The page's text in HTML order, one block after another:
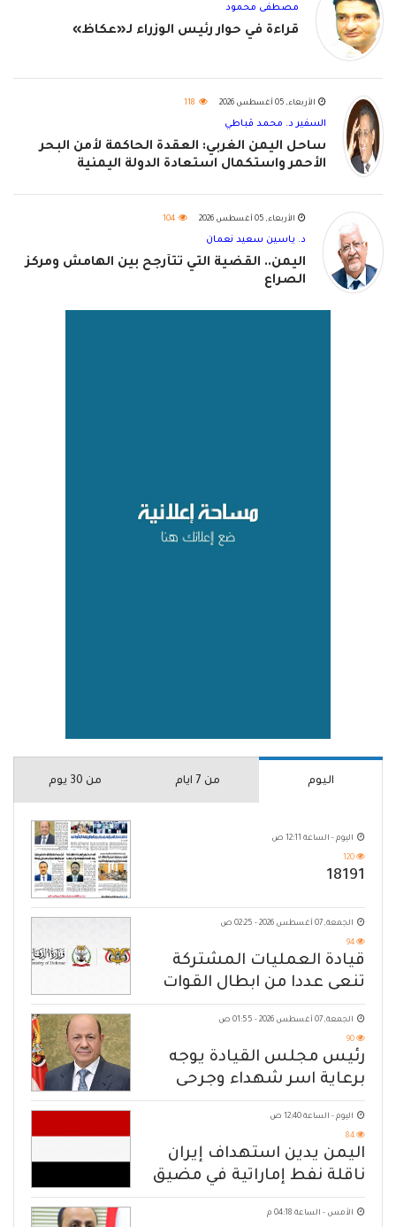
مصطفى محمود
قراءة في حوار رئيس الوزراء لـ«عكاظ»
الأربعاء, 05 أغسطس 2026 118
السفير د. محمد قباطي
ساحل اليمن الغربي: العقدة الحاكمة لأمن البحر
الأحمر واستكمال استعادة الدولة اليمنية
الأربعاء, 05 أغسطس 2026 104
د. ياسين سعيد نعمان
اليمن.. القضية التي تتأرجح بين الهامش ومركز
الصراع
اليوم من 7 ايام من 30 يوم
اليوم - الساعة 12:11 ص
120
18191
الجمعة, 07 أغسطس 2026 - 02:25 ص
94
قيادة العمليات المشتركة
تنعى عددا من ابطال القوات
المسلحة
الجمعة, 07 أغسطس 2026 - 01:55 ص
90
رئيس مجلس القيادة يوجه
برعاية اسر شهداء وجرحى
الهجوم الإرهابي الحوثي والرد
الحازم على مصدر التهديد
اليوم - الساعة 12:40 ص
84
اليمن يدين استهداف إيران
ناقلة نفط إماراتية في مضيق
هرمز
الأمس - الساعة 04:18 م